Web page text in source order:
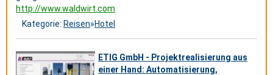
http://www.waldwirt.com
Kategorie: Reisen»Hotel
ETIG GmbH - Projektrealisierung aus
einer Hand: Automatisierung,